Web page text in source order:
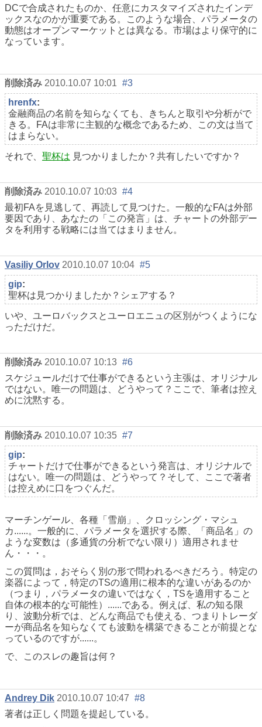
DCで合成されたものか、任意にカスタマイズされたインデ
ックスなのかが重要である。このような場合、パラメータの
動態はオープンマーケットとは異なる。市場はより保守的に
なっています。
削除済み 2010.10.07 10:01 #3
hrenfx:
金融商品の名前を知らなくても、きちんと取引や分析がで
きる。FAは非常に主観的な概念であるため、この文は当て
はまらない。
それで、 聖杯は 見つかりましたか？共有したいですか？
削除済み 2010.10.07 10:03 #4
最初FAを見逃して、再読して見つけた。一般的なFAは外部
要因であり、あなたの「この発言」は、チャートの外部デー
タを利用する戦略には当てはまりません。
Vasiliy Orlov 2010.10.07 10:04 #5
gip:
聖杯は見つかりましたか？シェアする？
いや、ユーロバックスとユーロエニュの区別がつくようにな
っただけだ。
削除済み 2010.10.07 10:13 #6
スケジュールだけで仕事ができるという主張は、オリジナル
ではない。唯一の問題は、どうやって？ここで、筆者は控え
めに沈黙する。
削除済み 2010.10.07 10:35 #7
gip:
チャートだけで仕事ができるという発言は、オリジナルで
はない。唯一の問題は、どうやって？そして、ここで著者
は控えめに口をつぐんだ。
マーチンゲール、各種「雪崩」、クロッシング・マシュ
カ......。一般的に、パラメータを選択する際、「商品名」の
ような変数は（多通貨の分析でない限り）適用されませ
ん・・・。
この質問は，おそらく別の形で問われるべきだろう。特定の
楽器によって，特定のTSの適用に根本的な違いがあるのか
（つまり，パラメータの違いではなく，TSを適用すること
自体の根本的な可能性）......である。例えば、私の知る限
り、波動分析では、どんな商品でも使える、つまりトレーダ
ーが商品名を知らなくても波動を構築できることが前提とな
っているのですが......。
で、このスレの趣旨は何？
Andrey Dik 2010.10.07 10:47 #8
著者は正しく問題を提起している。